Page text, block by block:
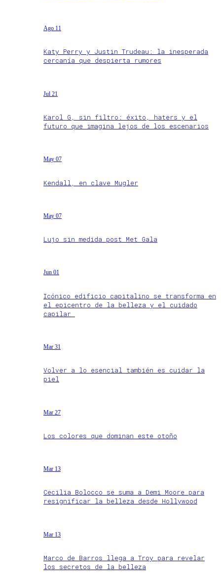
Ago 11
Katy Perry y Justin Trudeau: la inesperada
cercanía que despierta rumores
Jul 21
Karol G, sin filtro: éxito, haters y el
futuro que imagina lejos de los escenarios
May 07
Kendall, en clave Mugler
May 07
Lujo sin medida post Met Gala
Jun 01
Icónico edificio capitalino se transforma en
el epicentro de la belleza y el cuidado
capilar
Mar 31
Volver a lo esencial también es cuidar la
piel
Mar 27
Los colores que dominan este otoño
Mar 13
Cecilia Bolocco se suma a Demi Moore para
resignificar la belleza desde Hollywood
Mar 13
Marco de Barros llega a Troy para revelar
los secretos de la belleza